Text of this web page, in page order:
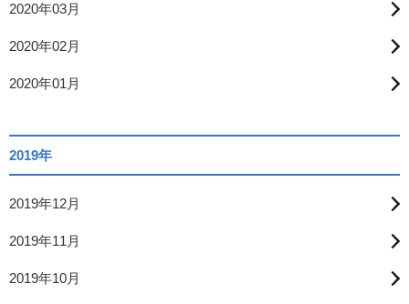
2020年03月
2020年02月
2020年01月
2019年
2019年12月
2019年11月
2019年10月